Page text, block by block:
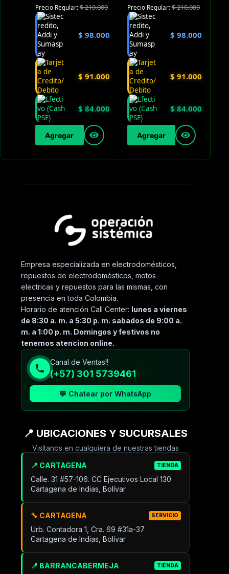
Precio Regular:$210.000
$ 98.000
$ 91.000
$ 84.000
Agregar
Precio Regular:$210.000
$ 98.000
$ 91.000
$ 84.000
Agregar
Empresa especializada en electrodomésticos,
repuestos de electrodomésticos, motos
electricas y repuestos para las mismas, con
presencia en toda Colombia.
Horario de atención Call Center: lunes a viernes
de 8:30 a. m. a 5:30 p. m. sabados de 9:00 a.
m. a 1:00 p. m. Domingos y festivos no
tenemos atencion online.
Canal de Ventas!!
(+57) 301 5739461
💬 Chatear por WhatsApp
📍 UBICACIONES Y SUCURSALES
Visítanos en cualquiera de nuestras tiendas
📍 CARTAGENA TIENDA
Calle. 31 #57-106. CC Ejecutivos Local 130
Cartagena de Indias, Bolívar
🔧 CARTAGENA SERVICIO
Urb. Contadora 1, Cra. 69 #31a-37
Cartagena de Indias, Bolívar
📍 BARRANCABERMEJA TIENDA